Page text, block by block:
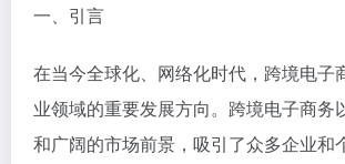
一、引言
在当今全球化、网络化时代，跨境电子
业领域的重要发展方向。跨境电子商务
和广阔的市场前景，吸引了众多企业和